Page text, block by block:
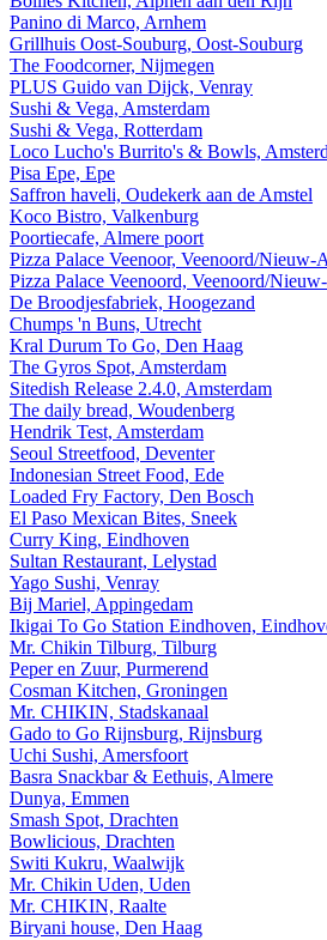
Panino di Marco, Arnhem
Grillhuis Oost-Souburg, Oost-Souburg
The Foodcorner, Nijmegen
PLUS Guido van Dijck, Venray
Sushi & Vega, Amsterdam
Sushi & Vega, Rotterdam
Loco Lucho's Burrito's & Bowls,
Pisa Epe, Epe
Saffron haveli, Oudekerk aan de Amstel
Koco Bistro, Valkenburg
Poortiecafe, Almere poort
Pizza Palace Veenoor, Veenoord/Nieuw-
Pizza Palace Veenoord, Veenoord/
De Broodjesfabriek, Hoogezand
Chumps 'n Buns, Utrecht
Kral Durum To Go, Den Haag
The Gyros Spot, Amsterdam
Sitedish Release 2.4.0, Amsterdam
The daily bread, Woudenberg
Hendrik Test, Amsterdam
Seoul Streetfood, Deventer
Indonesian Street Food, Ede
Loaded Fry Factory, Den Bosch
El Paso Mexican Bites, Sneek
Curry King, Eindhoven
Sultan Restaurant, Lelystad
Yago Sushi, Venray
Bij Mariel, Appingedam
Ikigai To Go Station Eindhoven,
Mr. Chikin Tilburg, Tilburg
Peper en Zuur, Purmerend
Cosman Kitchen, Groningen
Mr. CHIKIN, Stadskanaal
Gado to Go Rijnsburg, Rijnsburg
Uchi Sushi, Amersfoort
Basra Snackbar & Eethuis, Almere
Dunya, Emmen
Smash Spot, Drachten
Bowlicious, Drachten
Switi Kukru, Waalwijk
Mr. Chikin Uden, Uden
Mr. CHIKIN, Raalte
Biryani house, Den Haag